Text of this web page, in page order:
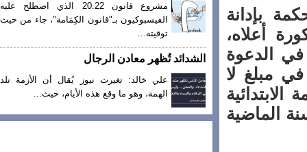
بإدانة
أعلاه،
الدعوة
مبلغ لا
من السنة الماضية
مشروع قانون 20.22 الذي اصطلح عليه
الفيسبوكيون بـ"قانون الكِمَامة"، جاء من حيث
توقيته...
الشدائد تُظهر معادن الرجال
علي خالد: تغيرت نيوز يُقال أن الأزمة تلد
الهمة، وهو ما وقع هذه الأيام، حيث...